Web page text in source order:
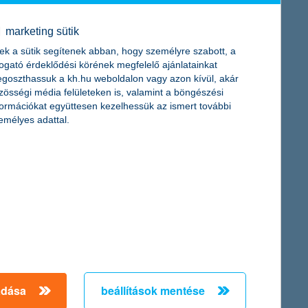
január 15. napját megelőzően hiánytalanul és
és érvényes benyújtás napját követő első
a Társaság az átalakított értékpapír-sorozatot
marketing sütik
a sütik segítenek abban, hogy személyre szabott, a
érdeklődési körének megfelelő ajánlatainkat
a kh.hu weboldalon vagy azon kívül, akár
média felületeken is, valamint a böngészési
együttesen kezelhessük az ismert további
adattal.
beállítások mentése